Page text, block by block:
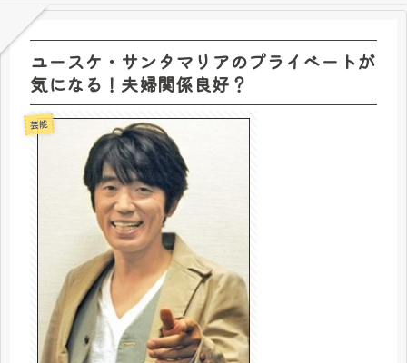
ユースケ・サンタマリアのプライベートが
気になる！夫婦関係良好？
芸能